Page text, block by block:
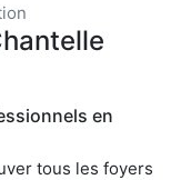
en
tous les foyers